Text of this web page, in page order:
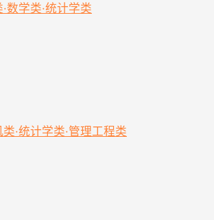
数学类·统计学类
·统计学类·管理工程类